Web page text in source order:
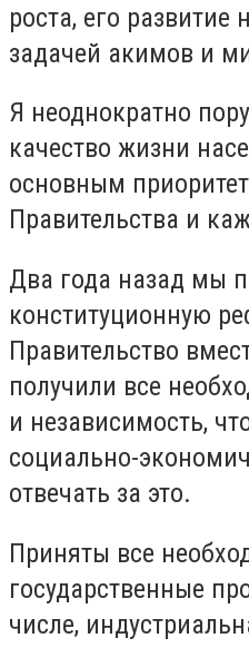
роста, его развитие
задачей акимов и
Я неоднократно
качество жизни
основным
Правительства и
Два года назад мы
конституционную
Правительство
получили все
и независимость,
социально-
отвечать за это.
Приняты все
государственные
числе,